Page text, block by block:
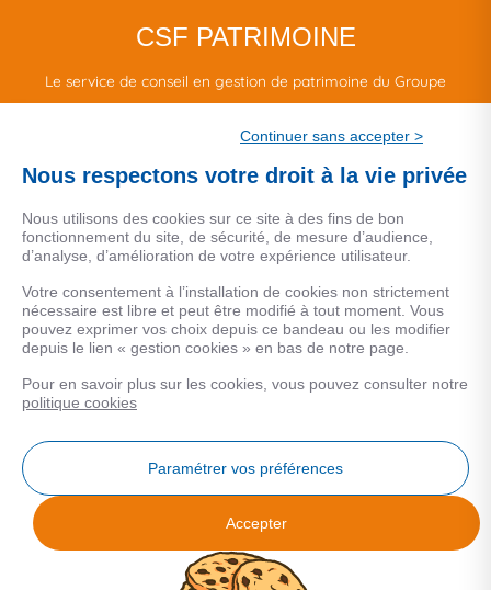
CSF PATRIMOINE
Le service de conseil en gestion de patrimoine du Groupe
MENTIONS LEGALES
Données personnelles
COOKIES
Analyse des performances
© 2026 Facilogi - Solutions en stratégie et intelligence immobilière
Continuer sans accepter >
Nous respectons votre droit à la vie privée
Nous utilisons des cookies sur ce site à des fins de bon
fonctionnement du site, de sécurité, de mesure d’audience,
d’analyse, d’amélioration de votre expérience utilisateur.
Votre consentement à l’installation de cookies non strictement
nécessaire est libre et peut être modifié à tout moment. Vous
pouvez exprimer vos choix depuis ce bandeau ou les modifier
depuis le lien « gestion cookies » en bas de notre page.
Pour en savoir plus sur les cookies, vous pouvez consulter notre
politique cookies
Paramétrer vos préférences
Accepter